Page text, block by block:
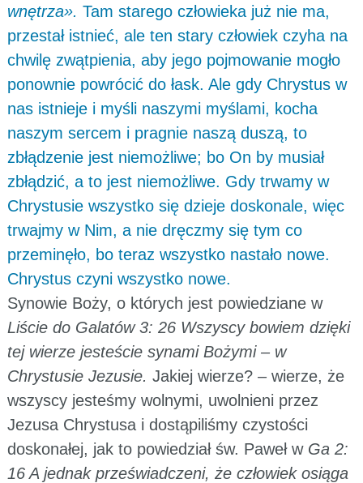
wnętrza». Tam starego człowieka już nie ma,
przestał istnieć, ale ten stary człowiek czyha na
chwilę zwątpienia, aby jego pojmowanie mogło
ponownie powrócić do łask. Ale gdy Chrystus w
nas istnieje i myśli naszymi myślami, kocha
naszym sercem i pragnie naszą duszą, to
zbłądzenie jest niemożliwe; bo On by musiał
zbłądzić, a to jest niemożliwe. Gdy trwamy w
Chrystusie wszystko się dzieje doskonale, więc
trwajmy w Nim, a nie dręczmy się tym co
przeminęło, bo teraz wszystko nastało nowe.
Chrystus czyni wszystko nowe.
Synowie Boży, o których jest powiedziane w
Liście do Galatów 3: 26 Wszyscy bowiem dzięki
tej wierze jesteście synami Bożymi – w
Chrystusie Jezusie. Jakiej wierze? – wierze, że
wszyscy jesteśmy wolnymi, uwolnieni przez
Jezusa Chrystusa i dostąpiliśmy czystości
doskonałej, jak to powiedział św. Paweł w Ga 2:
16 A jednak przeświadczeni, że człowiek osiąga